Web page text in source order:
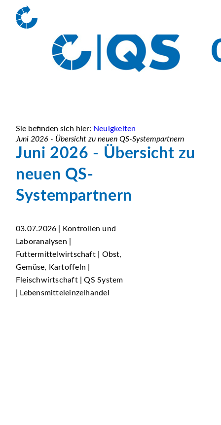
Sie befinden sich hier: Neuigkeiten
Juni 2026 - Übersicht zu neuen QS-Systempartnern
Juni 2026 - Übersicht zu
neuen QS-
Systempartnern
03.07.2026 | Kontrollen und
Laboranalysen |
Futtermittelwirtschaft | Obst,
Gemüse, Kartoffeln |
Fleischwirtschaft | QS System
| Lebensmitteleinzelhandel